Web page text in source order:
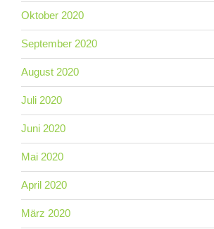
Oktober 2020
September 2020
August 2020
Juli 2020
Juni 2020
Mai 2020
April 2020
März 2020